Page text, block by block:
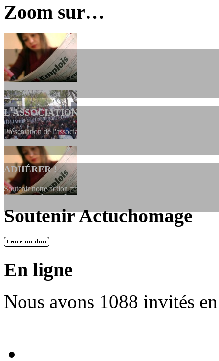
Zoom sur…
L'ASSOCIATION
Présentation de l'association et de sa charte qui encadre nos actions
ADHÉRER !
Soutenir notre action ==> Si vous souhaitez adhérer à
dessous, en le remplissant et en...
En 2004, une dizaine de personnes contribuèrent au lancement de
Soutenir Actuchomage
En ligne
Nous avons 1088 invités